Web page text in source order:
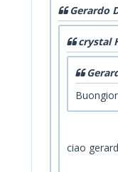
Gerardo
crystal
ciao